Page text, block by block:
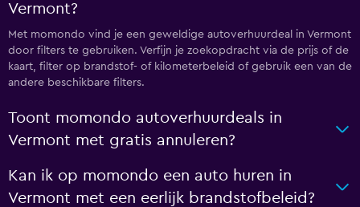
Vermont?
Met momondo vind je een geweldige autoverhuurdeal in Vermont
door filters te gebruiken. Verfijn je zoekopdracht via de prijs of de
kaart, filter op brandstof- of kilometerbeleid of gebruik een van de
andere beschikbare filters.
Toont momondo autoverhuurdeals in
Vermont met gratis annuleren?
Kan ik op momondo een auto huren in
Vermont met een eerlijk brandstofbeleid?